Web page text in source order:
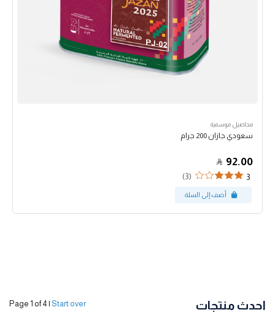
محاصيل موسمية
سعودي جازان 200 جرام
92.00
3
(3)
احدث منتجات Page 1 of 4 | Start over